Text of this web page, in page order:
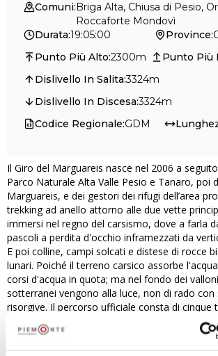
Comuni:Briga Alta, Chiusa di Pesio,
Roccaforte Mondovì
Durata:19:05:00 Province:
Punto Più Alto:2300m Punto Più
Dislivello In Salita:3324m
Dislivello In Discesa:3324m
Codice Regionale:GDM
Il Giro del Marguareis nasce nel 2006 a
Parco Naturale Alta Valle Pesio e Tanaro, poi
Marguareis, e dei gestori dei rifugi dell’area
trekking ad anello attorno alle due vette
immersi nel regno del carsismo, dove a farla
pascoli a perdita d'occhio inframezzati da
E poi colline, campi solcati e distese di rocce
lunari. Poiché il terreno carsico assorbe
corsi d'acqua in quota; ma nel fondo dei
sotterranei vengono alla luce, non di rado con
risorgive. Il percorso ufficiale consta di cinque
presenza di numerose varianti permette di
proprie esigenze con estrema facilità: si può
lunghe o più brevi, compiere solo l'anello